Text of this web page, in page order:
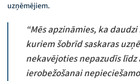
uzņēmējiem.
“Mēs apzināmies, ka
kuriem šobrīd saskaras
nekavējoties nepazudīs
ierobežošanai